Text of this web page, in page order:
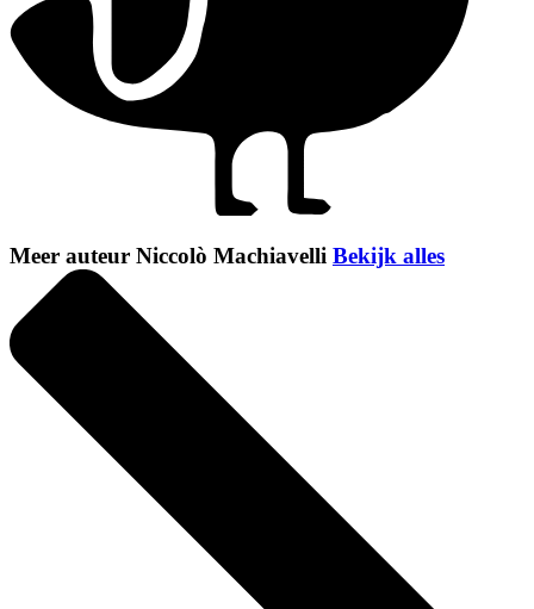
Meer auteur Niccolò Machiavelli Bekijk alles